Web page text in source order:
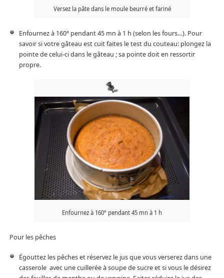
Versez la pâte dans le moule beurré et fariné
Enfournez à 160° pendant 45 mn à 1 h (selon les fours…). Pour
savoir si votre gâteau est cuit faites le test du couteau: plongez la
pointe de celui-ci dans le gâteau ; sa pointe doit en ressortir
propre.
Enfournez à 160° pendant 45 mn à 1 h
Pour les pêches
Égouttez les pêches et réservez le jus que vous verserez dans une
casserole avec une cuillerée à soupe de sucre et si vous le désirez